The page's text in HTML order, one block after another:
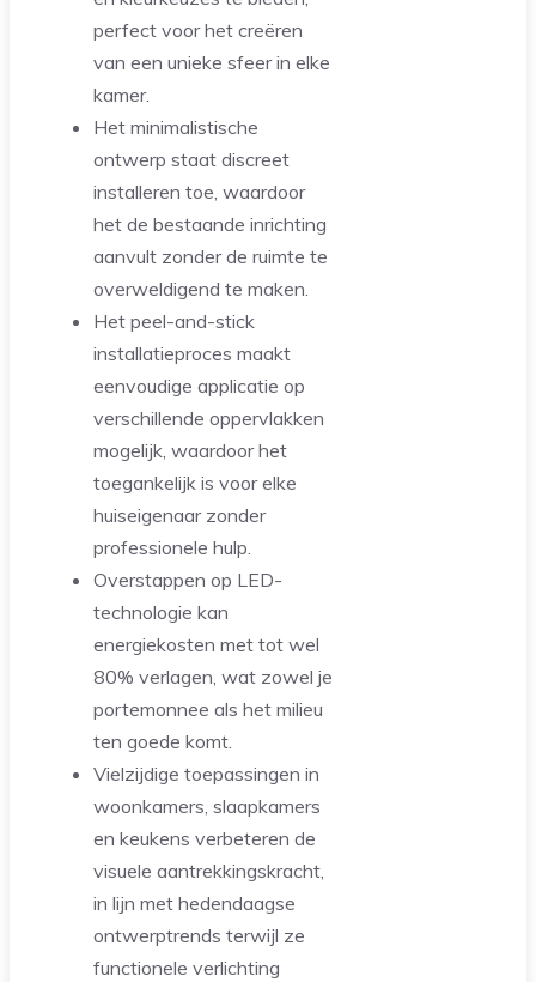
perfect voor het creëren
van een unieke sfeer in elke
kamer.
Het minimalistische
ontwerp staat discreet
installeren toe, waardoor
het de bestaande inrichting
aanvult zonder de ruimte te
overweldigend te maken.
Het peel-and-stick
installatieproces maakt
eenvoudige applicatie op
verschillende oppervlakken
mogelijk, waardoor het
toegankelijk is voor elke
huiseigenaar zonder
professionele hulp.
Overstappen op LED-
technologie kan
energiekosten met tot wel
80% verlagen, wat zowel je
portemonnee als het milieu
ten goede komt.
Vielzijdige toepassingen in
woonkamers, slaapkamers
en keukens verbeteren de
visuele aantrekkingskracht,
in lijn met hedendaagse
ontwerptrends terwijl ze
functionele verlichting